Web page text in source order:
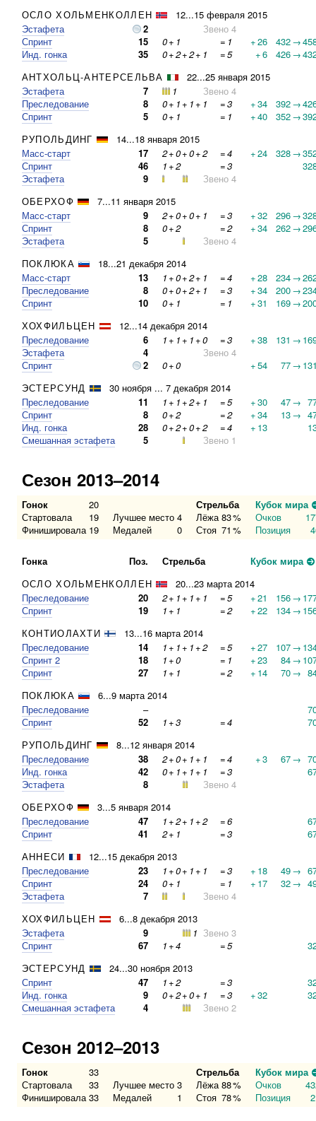
ОСЛО ХОЛЬМЕНКОЛЛЕН
12...15 февраля 2015
Эстафета
2
Звено 4
Спринт
15 0+ 1 = 1 +26 432→
Инд. гонка
35 0+2+2+ 1 =5 +6 426→
АНТХОЛЬЦ-АНТЕРСЕЛЬВА
22...25 января 2015
Эстафета
7 1
Звено 4
Преследование
8 0+ 1+ 1+ 1 =3 +34 392→
Спринт
5 0+ 1 = 1 +40 352→
РУПОЛЬДИНГ
14...18 января 2015
Масс-старт
17 2+0+0+2 =4 +24 328→
Спринт
46 1+2 =3
Эстафета
9
Звено 4
ОБЕРХОФ
7...11 января 2015
Масс-старт
9 2+0+0+ 1 =3 +32 296→
Спринт
8 0+2 =2 +34 262→
Эстафета
5
Звено 4
ПОКЛЮКА
18...21 декабря 2014
Масс-старт
13 1+0+2+ 1 =4 +28 234→
Преследование
8 0+0+2+ 1 =3 +34 200→
Спринт
10 0+ 1 = 1 +31 169→
ХОХФИЛЬЦЕН
12...14 декабря 2014
Преследование
6 1+ 1+ 1+0 =3 +38 131 →
Эстафета
4
Звено 4
Спринт
2 0+0 +54 77→
ЭСТЕРСУНД
30 ноября ... 7 декабря 2014
Преследование
11 1+ 1+2+ 1 =5 +30 47→
Спринт
8 0+2 =2 +34 13→
Инд. гонка
28 0+2+0+2 =4 + 13
Смешанная эстафета
5 Звено 1
Сезон 2013–2014
Гонок 20 Стрельба
Кубок мира
Стартовала
19 Лучшее место 4 Лёжа 83% Очков
Финишировала 19 Медалей 0 Стоя 71 % Позиция
Гонка Поз. Стрельба
Кубок мира
ОСЛО ХОЛЬМЕНКОЛЛЕН
20...23 марта 2014
Преследование
20 2+ 1+ 1+ 1 =5 +21 156→
Спринт
19 1+ 1 =2 +22 134→
КОНТИОЛАХТИ
13...16 марта 2014
Преследование
14 1+ 1+ 1+2 =5 +27 107→
Спринт 2
18 1+0 = 1 +23 84→
Спринт
27 1+ 1 =2 + 14 70→
ПОКЛЮКА
6...9 марта 2014
Преследование
–
Спринт
52 1+3 =4
РУПОЛЬДИНГ
8...12 января 2014
Преследование
38 2+0+ 1+ 1 =4 +3 67→
Инд. гонка
42 0+ 1+ 1+ 1 =3
Эстафета
8
Звено 4
ОБЕРХОФ
3...5 января 2014
Преследование
47 1+2+ 1+2 =6
Спринт
41 2+ 1 =3
АННЕСИ
12...15 декабря 2013
Преследование
23 1+0+ 1+ 1 =3 + 18 49→
Спринт
24 0+ 1 = 1 + 17 32→
Эстафета
7
Звено 4
ХОХФИЛЬЦЕН
6...8 декабря 2013
Эстафета
9 1 Звено 3
Спринт
67 1+4 =5
ЭСТЕРСУНД
24...30 ноября 2013
Спринт
47 1+2 =3
Инд. гонка
9 0+2+0+ 1 =3 +32
Смешанная эстафета
4 Звено 2
Сезон 2012–2013
Гонок 33 Стрельба
Кубок мира
Стартовала
33 Лучшее место 3 Лёжа 88% Очков
Финишировала 33 Медалей 1 Стоя 78% Позиция